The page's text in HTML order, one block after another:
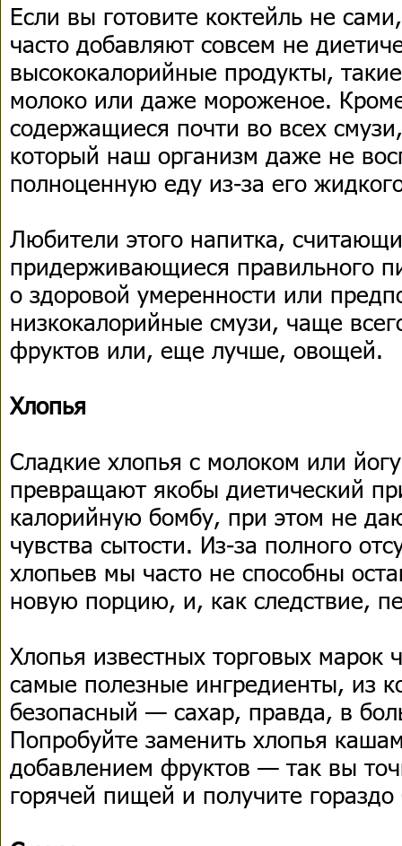
Если вы готовите коктейль не
часто добавляют совсем не
высококалорийные продукты,
молоко или даже мороженое.
содержащиеся почти во всех
который наш организм даже не
полноценную еду из-за его
Любители этого напитка,
придерживающиеся правильного
о здоровой умеренности или
низкокалорийные смузи, чаще
фруктов или, еще лучше, овощей.
Хлопья
Сладкие хлопья с молоком или
превращают якобы диетический
калорийную бомбу, при этом не
чувства сытости. Из-за полного
хлопьев мы часто не способны
новую порцию, и, как следствие,
Хлопья известных торговых марок
самые полезные ингредиенты, из
безопасный — сахар, правда, в
Попробуйте заменить хлопья
добавлением фруктов — так вы
горячей пищей и получите